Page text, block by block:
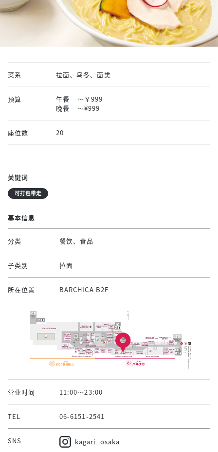
菜系 拉面、乌冬、面类
预算 午餐
～￥999
晚餐
〜¥999
座位数 20
关键词
可打包带走
基本信息
分类 餐饮、食品
子类别 拉面
所在位置 BARCHICA B2F
营业时间 11:00～23:00
TEL 06-6151-2541
SNS kagari_osaka